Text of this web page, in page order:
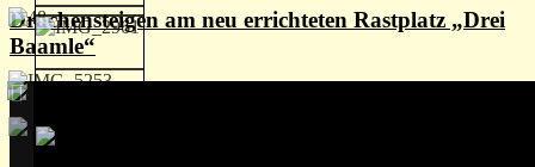
Drachensteigen am neu errichteten Rastplatz „Drei
Baamle“